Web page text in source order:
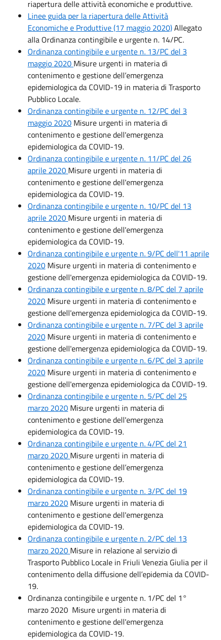
riapertura delle attività economiche e produttive.
Linee guida per la riapertura delle Attività
Economiche e Produttive (17 maggio 2020)Allegato
alla Ordinanza contingibile e urgente n. 14/PC.
Ordinanza contingibile e urgente n. 13/PC del 3
maggio 2020 Misure urgenti in materia di
contenimento e gestione dell’emergenza
epidemiologica da COVID-19 in materia di Trasporto
Pubblico Locale.
Ordinanza contingibile e urgente n. 12/PC del 3
maggio 2020 Misure urgenti in materia di
contenimento e gestione dell'emergenza
epidemiologica da COVID-19.
Ordinanza contingibile e urgente n. 11/PC del 26
aprile 2020 Misure urgenti in materia di
contenimento e gestione dell'emergenza
epidemiologica da COVID-19.
Ordinanza contingibile e urgente n. 10/PC del 13
aprile 2020 Misure urgenti in materia di
contenimento e gestione dell'emergenza
epidemiologica da COVID-19.
Ordinanza contingibile e urgente n. 9/PC dell'11 aprile
2020 Misure urgenti in materia di contenimento e
gestione dell'emergenza epidemiologica da COVID-19.
Ordinanza contingibile e urgente n. 8/PC del 7 aprile
2020 Misure urgenti in materia di contenimento e
gestione dell'emergenza epidemiologica da COVID-19.
Ordinanza contingibile e urgente n. 7/PC del 3 aprile
2020 Misure urgenti in materia di contenimento e
gestione dell'emergenza epidemiologica da COVID-19.
Ordinanza contingibile e urgente n. 6/PC del 3 aprile
2020 Misure urgenti in materia di contenimento e
gestione dell'emergenza epidemiologica da COVID-19.
Ordinanza contingibile e urgente n. 5/PC del 25
marzo 2020 Misure urgenti in materia di
contenimento e gestione dell'emergenza
epidemiologica da COVID-19.
Ordinanza contingibile e urgente n. 4/PC del 21
marzo 2020 Misure urgenti in materia di
contenimento e gestione dell’emergenza
epidemiologica da COVID-19.
Ordinanza contingibile e urgente n. 3/PC del 19
marzo 2020 Misure urgenti in materia di
contenimento e gestione dell'emergenza
epidemiologica da COVID-19.
Ordinanza contingibile e urgente n. 2/PC del 13
marzo 2020 Misure in relazione al servizio di
Trasporto Pubblico Locale in Friuli Venezia Giulia per il
contenimento della diffusione dell’epidemia da COVID-
19.
Ordinanza contingibile e urgente n. 1/PC del 1°
marzo 2020 Misure urgenti in materia di
contenimento e gestione dell'emergenza
epidemiologica da COVID-19.